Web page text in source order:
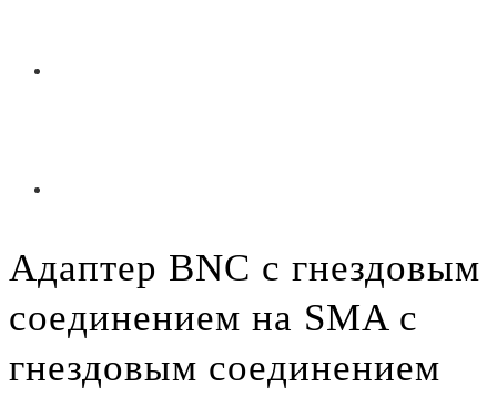
Адаптер BNC с гнездовым
соединением на SMA с
гнездовым соединением